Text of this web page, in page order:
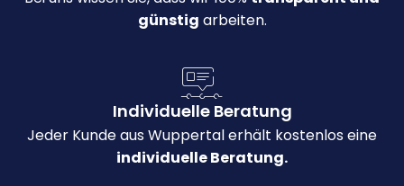
günstig arbeiten.
Individuelle Beratung
Jeder Kunde aus Wuppertal erhält kostenlos eine
individuelle Beratung.